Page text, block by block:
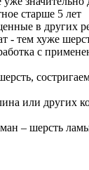
старше 5 лет
в других
- тем хуже
с
или других
– шерсть